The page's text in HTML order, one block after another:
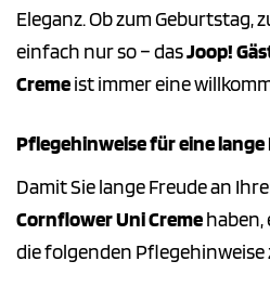
Eleganz. Ob zum Geburtstag,
einfach nur so – dasJoop!
Cremeist immer eine
Pflegehinweise für eine lange
Damit Sie lange Freude an
Cornflower Uni Creme
die folgenden Pflegehinweise